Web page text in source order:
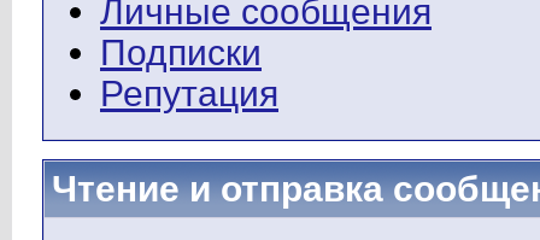
Личные сообщения
Подписки
Репутация
Чтение и отправка